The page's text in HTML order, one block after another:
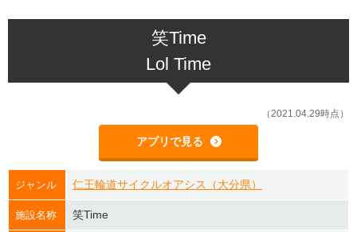
笑Time
Lol Time
（2021.04.29時点）
アプリで見る
ジャンル 仁王輪道サイクルオアシス（大分県）
施設名称 笑Time